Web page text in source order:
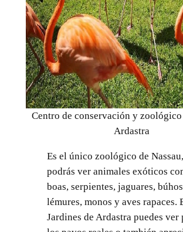
Centro de conservación y zoológico
Ardastra
Es el único zoológico de
podrás ver animales exóticos
boas, serpientes, jaguares,
lémures, monos y aves rapaces.
Jardines de Ardastra puedes ver